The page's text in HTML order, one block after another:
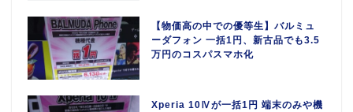
【物価高の中での優等生】バルミュ
ーダフォン 一括1円、新古品でも3.5
万円のコスパスマホ化
Xperia 10Ⅳが一括1円 端末のみや機